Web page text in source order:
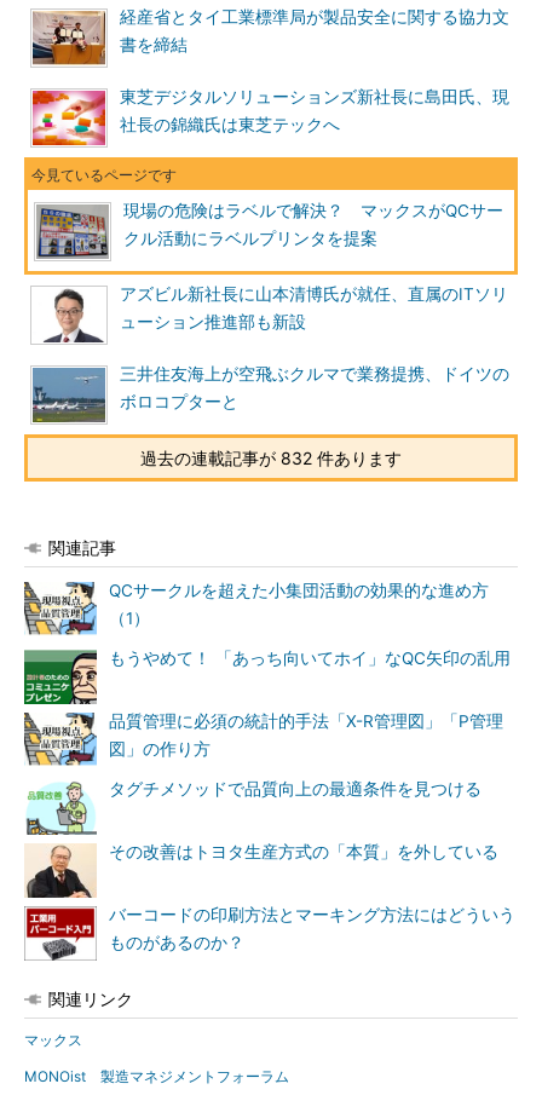
経産省とタイ工業標準局が製品安全に関する協力文
書を締結
東芝デジタルソリューションズ新社長に島田氏、現
社長の錦織氏は東芝テックへ
現場の危険はラベルで解決？ マックスがQCサー
クル活動にラベルプリンタを提案
アズビル新社長に山本清博氏が就任、直属のITソリ
ューション推進部も新設
三井住友海上が空飛ぶクルマで業務提携、ドイツの
ボロコプターと
過去の連載記事が 832 件あります
関連記事
QCサークルを超えた小集団活動の効果的な進め方
（1）
もうやめて！ 「あっち向いてホイ」なQC矢印の乱用
品質管理に必須の統計的手法「X-R管理図」「P管理
図」の作り方
タグチメソッドで品質向上の最適条件を見つける
その改善はトヨタ生産方式の「本質」を外している
バーコードの印刷方法とマーキング方法にはどういう
ものがあるのか？
関連リンク
マックス
MONOist 製造マネジメントフォーラム